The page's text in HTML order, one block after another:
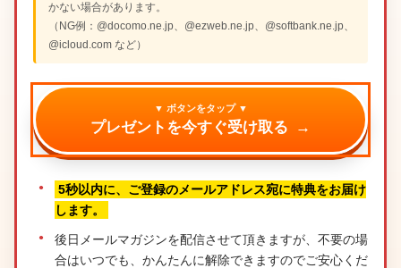
かない場合があります。
（NG例：@docomo.ne.jp、@ezweb.ne.jp、@softbank.ne.jp、
@icloud.com など）
▼ ボタンをタップ ▼
プレゼントを今すぐ受け取る →
5秒以内に、ご登録のメールアドレス宛に特典をお届け
します。
後日メールマガジンを配信させて頂きますが、不要の場
合はいつでも、かんたんに解除できますのでご安心くだ